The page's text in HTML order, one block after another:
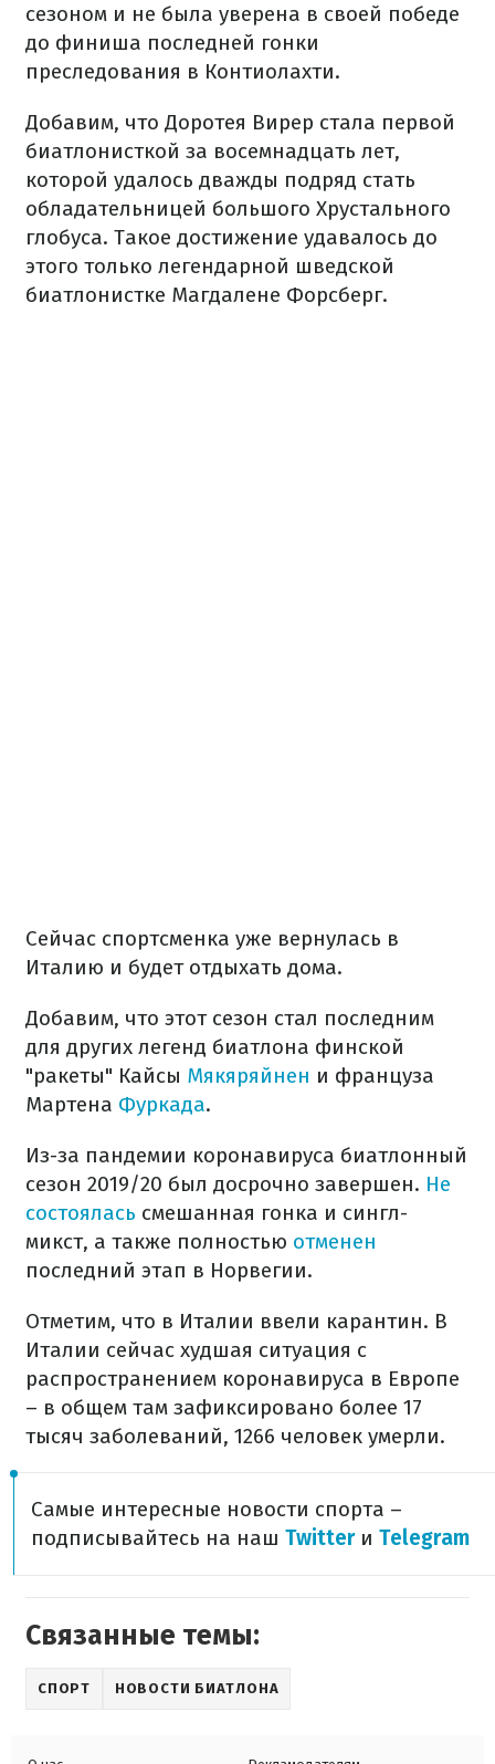
сезоном и не была уверена в своей победе
до финиша последней гонки
преследования в Контиолахти.
Добавим, что Доротея Вирер стала первой
биатлонисткой за восемнадцать лет,
которой удалось дважды подряд стать
обладательницей большого Хрустального
глобуса. Такое достижение удавалось до
этого только легендарной шведской
биатлонистке Магдалене Форсберг.
Сейчас спортсменка уже вернулась в
Италию и будет отдыхать дома.
Добавим, что этот сезон стал последним
для других легенд биатлона финской
"ракеты" Кайсы Мякяряйнен и француза
Мартена Фуркада.
Из-за пандемии коронавируса биатлонный
сезон 2019/20 был досрочно завершен. Не
состоялась смешанная гонка и сингл-
микст, а также полностью отменен
последний этап в Норвегии.
Отметим, что в Италии ввели карантин. В
Италии сейчас худшая ситуация с
распространением коронавируса в Европе
– в общем там зафиксировано более 17
тысяч заболеваний, 1266 человек умерли.
Самые интересные новости спорта –
подписывайтесь на наш Twitter и Telegram
Связанные темы:
СПОРТ НОВОСТИ БИАТЛОНА